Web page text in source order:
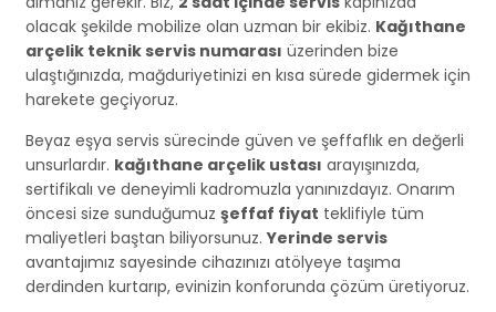
olacak şekilde mobilize olan uzman bir ekibiz. Kağıthane
arçelik teknik servis numarası üzerinden bize
ulaştığınızda, mağduriyetinizi en kısa sürede gidermek için
harekete geçiyoruz.
Beyaz eşya servis sürecinde güven ve şeffaflık en değerli
unsurlardır. kağıthane arçelik ustası arayışınızda,
sertifikalı ve deneyimli kadromuzla yanınızdayız. Onarım
öncesi size sunduğumuz şeffaf fiyat teklifiyle tüm
maliyetleri baştan biliyorsunuz.Yerinde servis
avantajımız sayesinde cihazınızı atölyeye taşıma
derdinden kurtarıp, evinizin konforunda çözüm üretiyoruz.